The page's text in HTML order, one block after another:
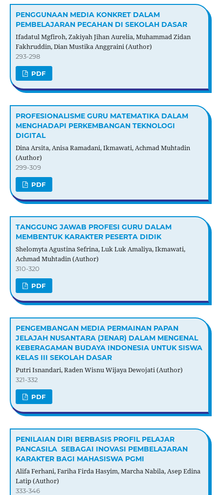
PENGGUNAAN MEDIA KONKRET DALAM
PEMBELAJARAN PECAHAN DI SEKOLAH DASAR
Ifadatul Mgfiroh, Zakiyah Jihan Aurelia, Muhammad Zidan
Fakhruddin, Dian Mustika Anggraini (Author)
293-298
PDF
PROFESIONALISME GURU MATEMATIKA DALAM
MENGHADAPI PERKEMBANGAN TEKNOLOGI
DIGITAL
Dina Arsita, Anisa Ramadani, Ikmawati, Achmad Muhtadin
(Author)
299-309
PDF
TANGGUNG JAWAB PROFESI GURU DALAM
MEMBENTUK KARAKTER PESERTA DIDIK
Shelomyta Agustina Sefrina, Luk Luk Amaliya, Ikmawati,
Achmad Muhtadin (Author)
310-320
PDF
PENGEMBANGAN MEDIA PERMAINAN PAPAN
JELAJAH NUSANTARA (JENAR) DALAM MENGENAL
KEBERAGAMAN BUDAYA INDONESIA UNTUK SISWA
KELAS III SEKOLAH DASAR
Putri Isnandari, Raden Wisnu Wijaya Dewojati (Author)
321-332
PDF
PENILAIAN DIRI BERBASIS PROFIL PELAJAR
PANCASILA SEBAGAI INOVASI PEMBELAJARAN
KARAKTER BAGI MAHASISWA PGMI
Alifa Ferhani, Fariha Firda Hasyim, Marcha Nabila, Asep Edina
Latip (Author)
333-346